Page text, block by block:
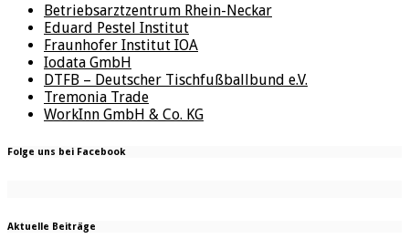
Betriebsarztzentrum Rhein-Neckar
Eduard Pestel Institut
Fraunhofer Institut IOA
Iodata GmbH
DTFB – Deutscher Tischfußballbund e.V.
Tremonia Trade
WorkInn GmbH & Co. KG
Folge uns bei Facebook
Aktuelle Beiträge